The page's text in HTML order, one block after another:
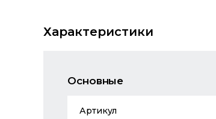
Характеристики
Основные
Артикул